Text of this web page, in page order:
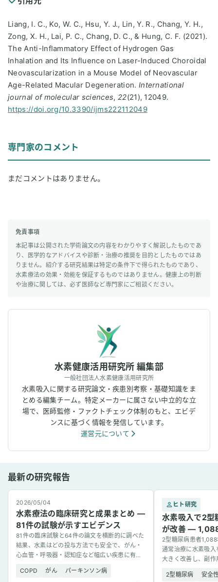
Liang, I. C., Ko, W. C., Hsu, Y. J., Lin, Y. R., Chang, Y. H.,
Zong, X. H., Lai, P. C., Chang, D. C., & Hung, C. F. (2021).
The Anti-Inflammatory Effect of Hydrogen Gas
Inhalation and Its Influence on Laser-Induced Choroidal
Neovascularization in a Mouse Model of Neovascular
Age-Related Macular Degeneration. International
journal of molecular sciences, 22(21), 12049.
https://doi.org/10.3390/ijms222112049
専門家のコメント
まだコメントはありません。
免責事項
本記事は公開された学術論文の内容をわかりやすく解説したものであ
り、医学的なアドバイスや診断・治療の推奨を目的としたものではあ
りません。紹介する研究結果は特定の条件下で得られたものであり、
水素療法の効果・効能を保証するものではありません。健康上の判断
や治療に関しては、必ず医師など専門家にご相談ください。
水素健康活用研究所 編集部
一般社団法人水素健康活用研究所
水素吸入に関する研究論文・疾患別考察・基礎知識をま
とめる編集チーム。特定メーカーに属さない中立的な立
場で、医師監修・ファクトチェック体制のもと、エビデ
ンスに基づく情報を発信しています。
運営元について
最新の研究報告
2026/05/04
水素療法の臨床研究と成果まとめ —
81件の試験が示すエビデンス
81件の臨床試験と64件の論文を横断的に調べた
結果、水素はどの投与方法でも安全で、がん・
心血管・呼吸器・認知症など幅広い疾患に有望
COPD
がん パーキンソン病
ヒト研究
水素吸入で2型
が改善 —
2型糖尿病患者
通常治療に水素吸
大きく改善し、副
2型糖尿病 安全